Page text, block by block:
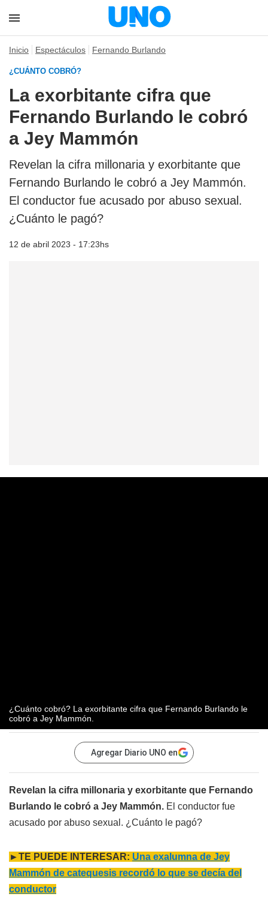
Inicio Espectáculos Fernando Burlando
¿CUÁNTO COBRÓ?
La exorbitante cifra que
Fernando Burlando le cobró
a Jey Mammón
Revelan la cifra millonaria y exorbitante que
Fernando Burlando le cobró a Jey Mammón.
El conductor fue acusado por abuso sexual.
¿Cuánto le pagó?
12 de abril 2023 - 17:23hs
¿Cuánto cobró? La exorbitante cifra que Fernando Burlando le
cobró a Jey Mammón.
Agregar Diario UNO en
Revelan la cifra millonaria y exorbitante que Fernando
Burlando le cobró a Jey Mammón. El conductor fue
acusado por abuso sexual. ¿Cuánto le pagó?
►TE PUEDE INTERESAR: Una exalumna de Jey
Mammón de catequesis recordó lo que se decía del
conductor